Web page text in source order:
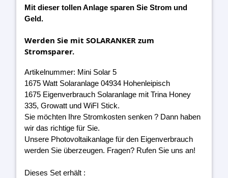
Mit dieser tollen Anlage sparen Sie Strom und
Geld.
Werden Sie mit SOLARANKER zum
Stromsparer.
Artikelnummer: Mini Solar 5
1675 Watt Solaranlage 04934 Hohenleipisch
1675 Eigenverbrauch Solaranlage mit Trina Honey
335, Growatt und WiFI Stick.
Sie möchten Ihre Stromkosten senken ? Dann haben
wir das richtige für Sie.
Unsere Photovoltaikanlage für den Eigenverbrauch
werden Sie überzeugen. Fragen? Rufen Sie uns an!
Dieses Set erhält :